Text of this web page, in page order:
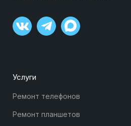
Услуги
Ремонт телефонов
Ремонт планшетов